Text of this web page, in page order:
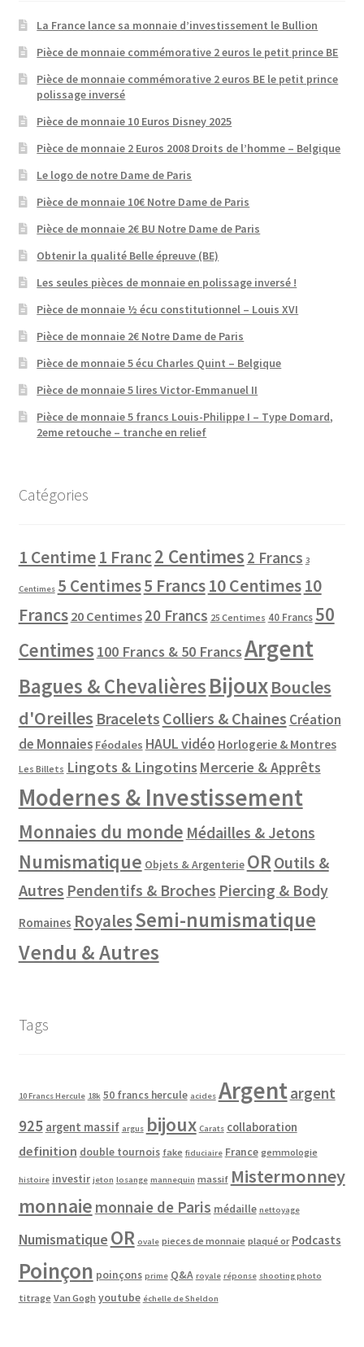
La France lance sa monnaie d’investissement le Bullion
Pièce de monnaie commémorative 2 euros le petit prince BE
Pièce de monnaie commémorative 2 euros BE le petit prince
polissage inversé
Pièce de monnaie 10 Euros Disney 2025
Pièce de monnaie 2 Euros 2008 Droits de l’homme – Belgique
Le logo de notre Dame de Paris
Pièce de monnaie 10€ Notre Dame de Paris
Pièce de monnaie 2€ BU Notre Dame de Paris
Obtenir la qualité Belle épreuve (BE)
Les seules pièces de monnaie en polissage inversé !
Pièce de monnaie ½ écu constitutionnel – Louis XVI
Pièce de monnaie 2€ Notre Dame de Paris
Pièce de monnaie 5 écu Charles Quint – Belgique
Pièce de monnaie 5 lires Victor-Emmanuel II
Pièce de monnaie 5 francs Louis-Philippe I – Type Domard,
2eme retouche – tranche en relief
Catégories
1 Centime1 Franc2 Centimes 2 Francs 3
Centimes 5 Centimes5 Francs10 Centimes10
Francs 20 Centimes 20 Francs 25 Centimes 40 Francs 50
Centimes 100 Francs & 50 FrancsArgent
Bagues & ChevalièresBijouxBoucles
d'Oreilles Bracelets Colliers & Chaines Création
de Monnaies Féodales HAUL vidéo Horlogerie & Montres
Les Billets Lingots & Lingotins Mercerie & Apprêts
Modernes & Investissement
Monnaies du monde Médailles & Jetons
Numismatique Objets & Argenterie OR Outils &
Autres Pendentifs & Broches Piercing & Body
Romaines RoyalesSemi-numismatique
Vendu & Autres
Tags
10 Francs Hercule 18k 50 francs hercule acides Argentargent
925 argent massif argus bijoux Carats collaboration
definition double tournois fake fiduciaire France gemmologie
histoire investir jeton losange mannequin massif Mistermonney
monnaie monnaie de Paris médaille nettoyage
Numismatique OR ovale pieces de monnaie plaqué or Podcasts
Poinçon poinçons prime Q&A royale réponse shooting photo
titrage Van Gogh youtube échelle de Sheldon